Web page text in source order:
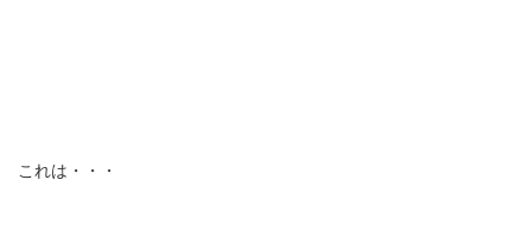
これは・・・